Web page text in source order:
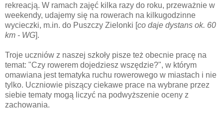
rekreacją. W ramach zajęć kilka razy do roku, przeważnie w
weekendy, udajemy się na rowerach na kilkugodzinne
wycieczki, m.in. do Puszczy Zielonki [co daje dystans ok. 60
km - WG].
Troje uczniów z naszej szkoły pisze też obecnie pracę na
temat: "Czy rowerem dojedziesz wszędzie?", w którym
omawiana jest tematyka ruchu rowerowego w miastach i nie
tylko. Uczniowie piszący ciekawe prace na wybrane przez
siebie tematy mogą liczyć na podwyższenie oceny z
zachowania.